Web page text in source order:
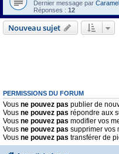
Dernier message par Caramel
Réponses : 12
Nouveau sujet
PERMISSIONS DU FORUM
Vous ne pouvez pas publier de
Vous ne pouvez pas répondre aux
Vous ne pouvez pas modifier vos
Vous ne pouvez pas supprimer vos
Vous ne pouvez pas transférer de